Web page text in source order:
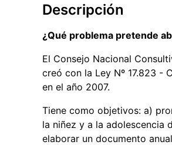
Descripción
¿Qué problema pretende
El Consejo Nacional
creó con la Ley Nº 17.823 -
en el año 2007.
Tiene como objetivos: a)
la niñez y a la adolescencia
elaborar un documento